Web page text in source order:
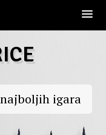
igara